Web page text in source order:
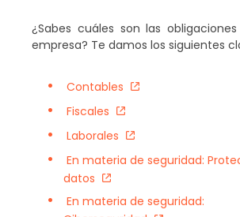
¿Sabes cuáles son las
empresa? Te damos los siguientes
Contables
Fiscales
Laborales
En materia de seguridad:
datos
En materia de seguridad: